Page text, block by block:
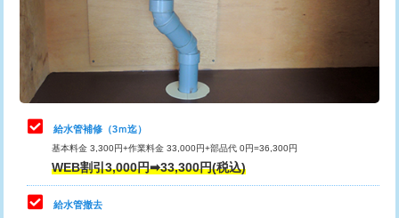
排水管工事（排水管工事/3ｍまで） 55,000円
排水管工事（追加 排水管工事/3ｍ超
マス交換（土の掘削・埋め戻し作業）
マス交換（深さ50㎝未満）
マス交換（深さ50㎝以上）
8,800円
止水・漏水調査・防水処理・清掃・修
理・調整・分解・加工など（軽作業）
11,000円
止水・漏水調査・防水処理・清掃・修
理・調整・分解・加工など（中作業）
止水・漏水調査・防水処理・清掃・修
理・調整・分解・加工など（重作業）
33,000円
その他部品の脱着
給水管補修（3ｍ迄）
基本料金 3,300円+作業料金 33,000円+部品代 0円=36,300円
WEB割引3,000円➡33,300円(税込)
給水管撤去